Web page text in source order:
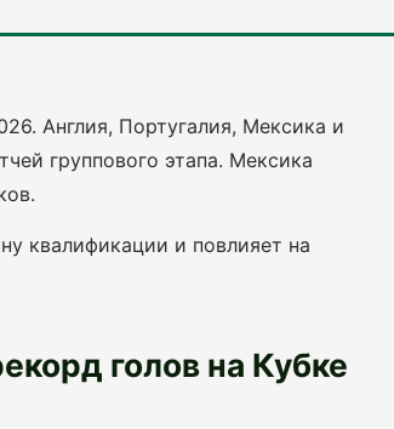
Англия, Португалия, Мексика и
группового этапа. Мексика
квалификации и повлияет на
голов на Кубке